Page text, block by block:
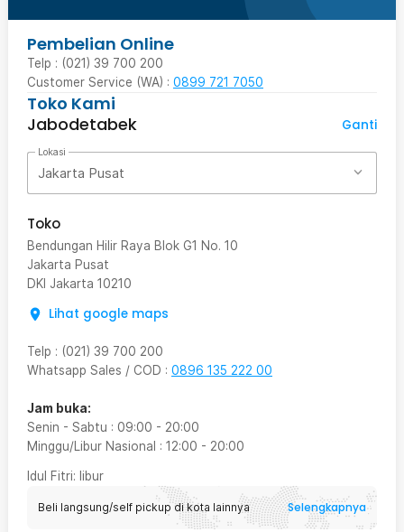
Pembelian Online
Telp : (021) 39 700 200
Customer Service (WA) : 0899 721 7050
Toko Kami
Jabodetabek
Ganti
Lokasi
Jakarta Pusat
Toko
Bendungan Hilir Raya Blok G1 No. 10
Jakarta Pusat
DKI Jakarta 10210
Lihat google maps
Telp : (021) 39 700 200
Whatsapp Sales / COD : 0896 135 222 00
Jam buka:
Senin - Sabtu : 09:00 - 20:00
Minggu/Libur Nasional : 12:00 - 20:00
Idul Fitri: libur
Beli langsung/self pickup di kota lainnya Selengkapnya